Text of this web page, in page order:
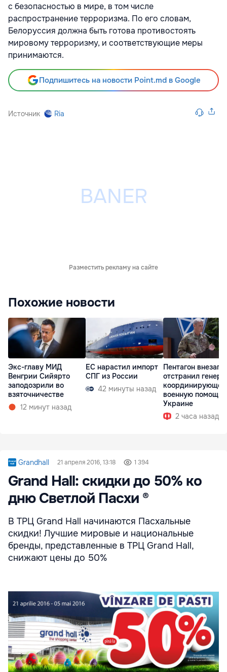
с безопасностью в мире, в том числе
распространение терроризма. По его словам,
Белоруссия должна быть готова противостоять
мировому терроризму, и соответствующие меры
принимаются.
Подпишитесь на новости Point.md в Google
Источник Ria
Разместить рекламу на сайте
Похожие новости
Экс-главу МИД
Венгрии Сийярто
заподозрили во
взяточничестве
12 минут назад
ЕС нарастил импорт
СПГ из России
42 минуты назад
Пентагон
отстранил
военную помощь
Украине
2 часа назад
Grandhall 21 апреля 2016, 13:18 1 394
Grand Hall: скидки до 50% ко
дню Светлой Пасхи ®
В ТРЦ Grand Hall начинаются Пасхальные
скидки! Лучшие мировые и национальные
бренды, представленные в ТРЦ Grand Hall,
снижают цены до 50%